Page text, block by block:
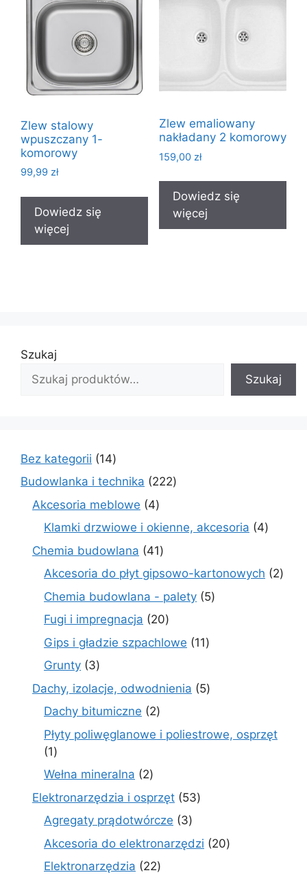
Zlew stalowy
wpuszczany 1-
komorowy
99,99 zł
Dowiedz się
więcej
Zlew emaliowany
nakładany 2 komorowy
159,00 zł
Dowiedz się
więcej
Szukaj
Szukaj
Bez kategorii 1414
produktów
Budowlanka i technika 222222
Akcesoria meblowe 44
produkty
Klamki drzwiowe i okienne, akcesoria 44
Chemia budowlana 4141
produktów
Akcesoria do płyt gipsowo-kartonowych 22
Chemia budowlana - palety 55
Fugi i impregnacja 2020
produktów
Gips i gładzie szpachlowe 1111
Grunty 33
produkty
Dachy, izolacje, odwodnienia 55
Dachy bitumiczne 22
produkty
Płyty poliwęglanowe i poliestrowe, osprzęt
11
produkt
Wełna mineralna 22
produkty
Elektronarzędzia i osprzęt 5353
Agregaty prądotwórcze 33
produkty
Akcesoria do elektronarzędzi 2020
Elektronarzędzia 2222